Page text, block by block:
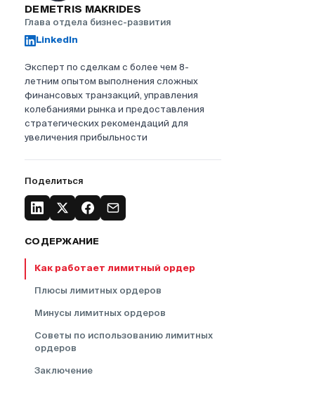
DEMETRIS MAKRIDES
Глава отдела бизнес-развития
LinkedIn
Эксперт по сделкам с более чем 8-
летним опытом выполнения сложных
финансовых транзакций, управления
колебаниями рынка и предоставления
стратегических рекомендаций для
увеличения прибыльности
Поделиться
СОДЕРЖАНИЕ
Как работает лимитный ордер
Плюсы лимитных ордеров
Минусы лимитных ордеров
Советы по использованию лимитных
ордеров
Заключение